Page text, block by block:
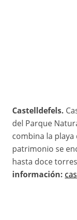
Castelldefels.
del Parque
combina la
patrimonio se
hasta doce
información: